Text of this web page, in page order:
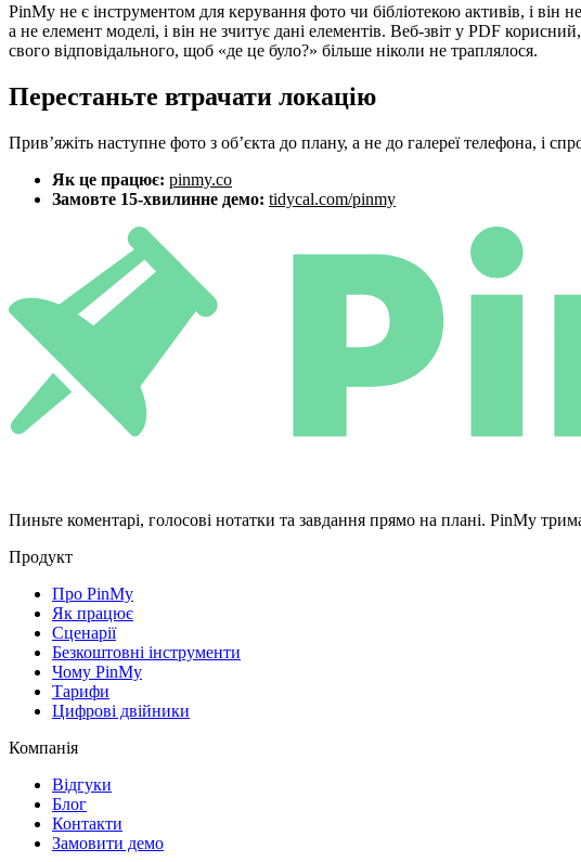
PinMy не є інструментом для керування фото чи бібліотекою активів, і
а не елемент моделі, і він не зчитує дані елементів. Веб-звіт у PDF
свого відповідального, щоб «де це було?» більше ніколи не траплялося.
Перестаньте втрачати локацію
Прив’яжіть наступне фото з об’єкта до плану, а не до галереї телефона, і
Як це працює: pinmy.co
Замовте 15-хвилинне демо: tidycal.com/pinmy
Пиньте коментарі, голосові нотатки та завдання прямо на плані. PinMy
Продукт
Про PinMy
Як працює
Сценарії
Безкоштовні інструменти
Чому PinMy
Тарифи
Цифрові двійники
Компанія
Відгуки
Блог
Контакти
Замовити демо